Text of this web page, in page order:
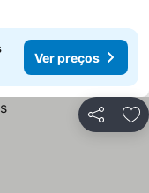
Ver preços
Partilhar